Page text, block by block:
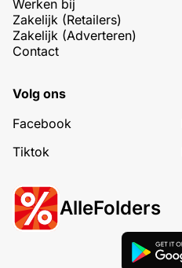
Werken bij
Zakelijk (Retailers)
Zakelijk (Adverteren)
Contact
Volg ons
Facebook
Tiktok
AlleFolders